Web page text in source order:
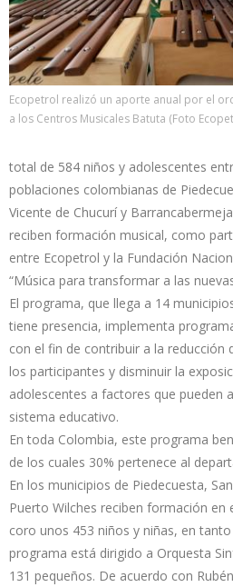
Ecopetrol realizó un aporte anual por el
a los Centros Musicales Batuta (Foto
total de 584 niños y adolescentes
poblaciones colombianas de
Vicente de Chucurí y
reciben formación musical, como
entre Ecopetrol y la Fundación
“Música para transformar a las
El programa, que llega a 14
tiene presencia, implementa
con el fin de contribuir a la reducción
los participantes y disminuir la
adolescentes a factores que pueden
sistema educativo.
En toda Colombia, este programa
de los cuales 30% pertenece al
En los municipios de Piedecuesta,
Puerto Wilches reciben formación en
coro unos 453 niños y niñas, en
programa está dirigido a Orquesta
131 pequeños. De acuerdo con